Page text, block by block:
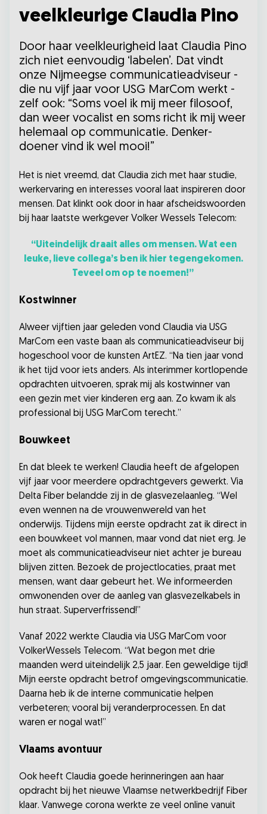
veelkleurige Claudia Pino
Door haar veelkleurigheid laat Claudia Pino
zich niet eenvoudig ‘labelen’. Dat vindt
onze Nijmeegse communicatieadviseur -
die nu vijf jaar voor USG MarCom werkt -
zelf ook: “Soms voel ik mij meer filosoof,
dan weer vocalist en soms richt ik mij weer
helemaal op communicatie. Denker-
doener vind ik wel mooi!”
Het is niet vreemd, dat Claudia zich met haar studie,
werkervaring en interesses vooral laat inspireren door
mensen. Dat klinkt ook door in haar afscheidswoorden
bij haar laatste werkgever Volker Wessels Telecom:
“Uiteindelijk draait alles om mensen. Wat een
leuke, lieve collega’s ben ik hier tegengekomen.
Teveel om op te noemen!”
Kostwinner
Alweer vijftien jaar geleden vond Claudia via USG
MarCom een vaste baan als communicatieadviseur bij
hogeschool voor de kunsten ArtEZ. “Na tien jaar vond
ik het tijd voor iets anders. Als interimmer kortlopende
opdrachten uitvoeren, sprak mij als kostwinner van
een gezin met vier kinderen erg aan. Zo kwam ik als
professional bij USG MarCom terecht.”
Bouwkeet
En dat bleek te werken! Claudia heeft de afgelopen
vijf jaar voor meerdere opdrachtgevers gewerkt. Via
Delta Fiber belandde zij in de glasvezelaanleg. “Wel
even wennen na de vrouwenwereld van het
onderwijs. Tijdens mijn eerste opdracht zat ik direct in
een bouwkeet vol mannen, maar vond dat niet erg. Je
moet als communicatieadviseur niet achter je bureau
blijven zitten. Bezoek de projectlocaties, praat met
mensen, want daar gebeurt het. We informeerden
omwonenden over de aanleg van glasvezelkabels in
hun straat. Superverfrissend!”
Vanaf 2022 werkte Claudia via USG MarCom voor
VolkerWessels Telecom. “Wat begon met drie
maanden werd uiteindelijk 2,5 jaar. Een geweldige tijd!
Mijn eerste opdracht betrof omgevingscommunicatie.
Daarna heb ik de interne communicatie helpen
verbeteren; vooral bij veranderprocessen. En dat
waren er nogal wat!”
Vlaams avontuur
Ook heeft Claudia goede herinneringen aan haar
opdracht bij het nieuwe Vlaamse netwerkbedrijf Fiber
klaar. Vanwege corona werkte ze veel online vanuit